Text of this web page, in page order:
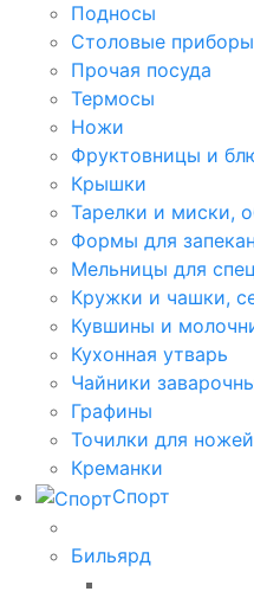
Подносы
Столовые приборы
Прочая посуда
Термосы
Ножи
Фруктовницы и
Крышки
Тарелки и миски,
Формы для
Мельницы для
Кружки и чашки,
Кувшины и
Кухонная утварь
Чайники
Графины
Точилки для ножей
Креманки
Спорт
Бильярд